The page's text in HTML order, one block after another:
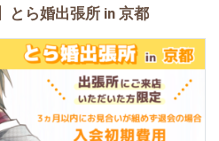
とら婚出張所 in 京都